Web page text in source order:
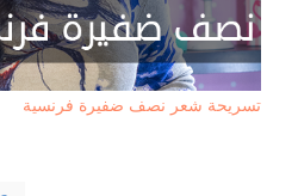
تسريحة شعر نصف ضفيرة فرنسية